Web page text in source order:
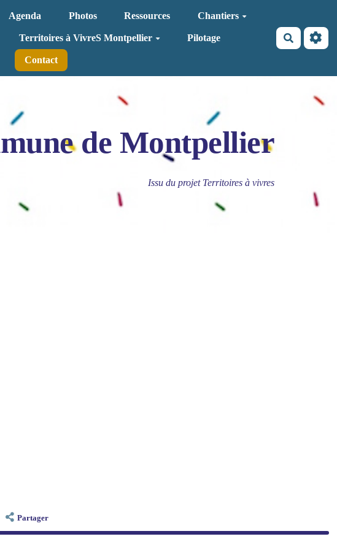
Agenda Photos Ressources Chantiers
Territoires à VivreS Montpellier Pilotage
Contact
de Montpellier
Issu du projet Territoires à vivres
Partager